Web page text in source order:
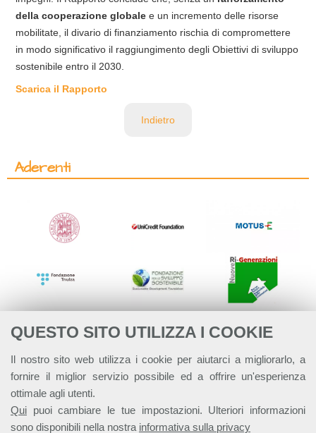
QUESTO SITO UTILIZZA I COOKIE
Il nostro sito web utilizza i cookie per aiutarci a migliorarlo, a
fornire il miglior servizio possibile ed a offrire un'esperienza
ottimale agli utenti.
Qui puoi cambiare le tue impostazioni. Ulteriori informazioni
sono disponibili nella nostra informativa sulla privacy
della cooperazione globale e un incremento delle risorse
mobilitate, il divario di finanziamento rischia di compromettere
in modo significativo il raggiungimento degli Obiettivi di sviluppo
sostenibile entro il 2030.
Scarica il Rapporto
Indietro
Aderenti